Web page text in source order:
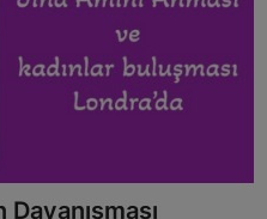
Dayanışması